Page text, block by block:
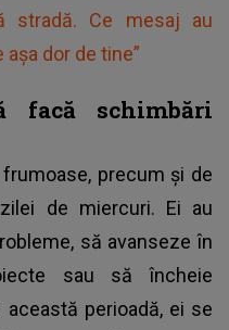
stradă. Ce mesaj au
dor de tine”
facă schimbări
precum și de
de miercuri. Ei au
să avanseze în
sau să încheie
această perioadă, ei se